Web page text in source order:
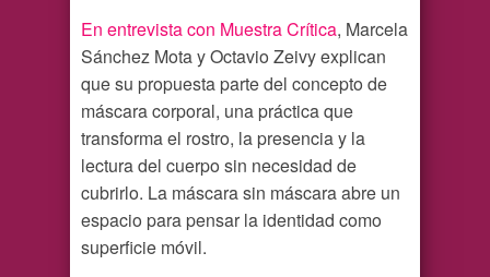
En entrevista con Muestra Crítica, Marcela
Sánchez Mota y Octavio Zeivy explican
que su propuesta parte del concepto de
máscara corporal, una práctica que
transforma el rostro, la presencia y la
lectura del cuerpo sin necesidad de
cubrirlo. La máscara sin máscara abre un
espacio para pensar la identidad como
superficie móvil.